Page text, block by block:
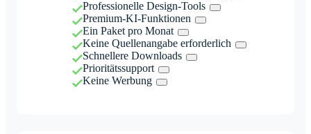
Professionelle Design-Tools
Premium-KI-Funktionen
Ein Paket pro Monat
Keine Quellenangabe erforderlich
Schnellere Downloads
Prioritätssupport
Keine Werbung